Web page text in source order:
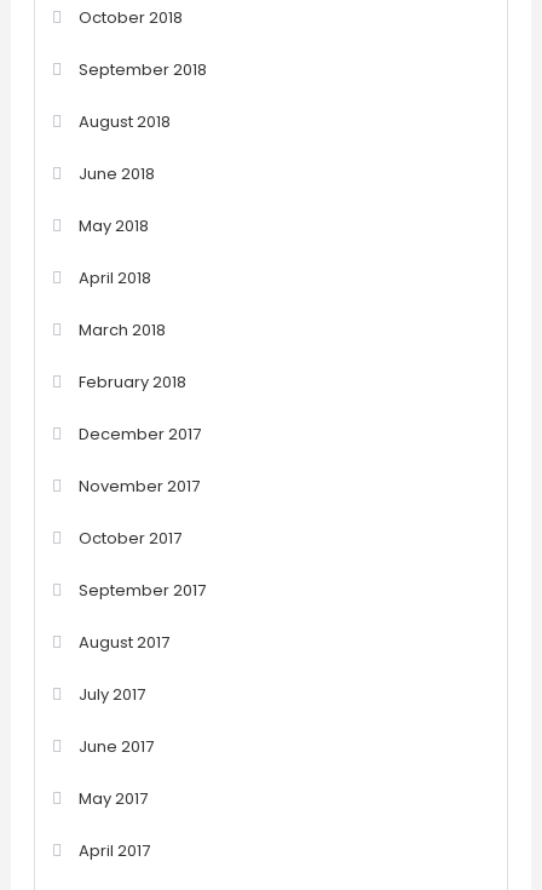
October 2018
September 2018
August 2018
June 2018
May 2018
April 2018
March 2018
February 2018
December 2017
November 2017
October 2017
September 2017
August 2017
July 2017
June 2017
May 2017
April 2017